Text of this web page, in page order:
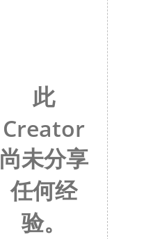
此
Creator
尚未分享
任何经
验。